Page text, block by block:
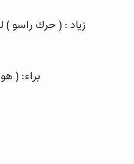
زياد : ( حرك راسو )
براء: (